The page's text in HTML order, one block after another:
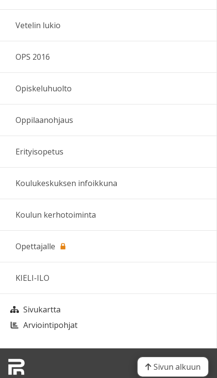
Vetelin lukio
OPS 2016
Opiskeluhuolto
Oppilaanohjaus
Erityisopetus
Koulukeskuksen infoikkuna
Koulun kerhotoiminta
Opettajalle
KIELI-ILO
Sivukartta
Arviointipohjat
Sivun alkuun